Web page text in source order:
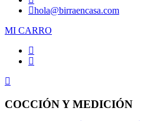
hola@birraencasa.com
MI CARRO
COCCIÓN Y MEDICIÓN